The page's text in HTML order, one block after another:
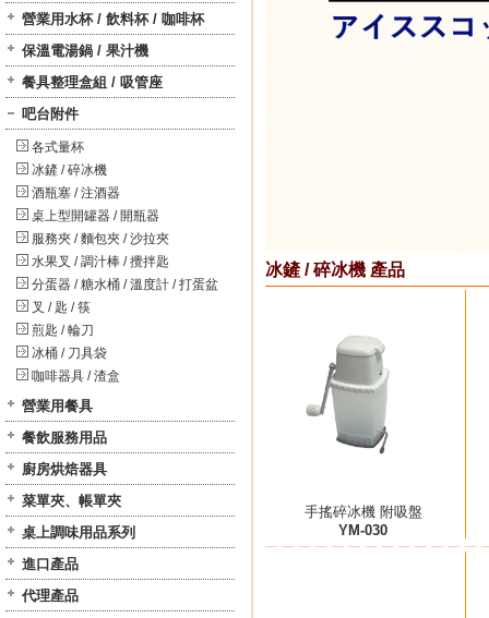
營業用水杯 / 飲料杯 / 咖啡杯
保溫電湯鍋 / 果汁機
餐具整理盒組 / 吸管座
吧台附件
各式量杯
冰鏟 / 碎冰機
酒瓶塞 / 注酒器
桌上型開罐器 / 開瓶器
服務夾 / 麵包夾 / 沙拉夾
水果叉 / 調汁棒 / 攪拌匙
分蛋器 / 糖水桶 / 溫度計 / 打蛋盆
叉 / 匙 / 筷
煎匙 / 輪刀
冰桶 / 刀具袋
咖啡器具 / 渣盒
營業用餐具
餐飲服務用品
廚房烘焙器具
菜單夾、帳單夾
桌上調味用品系列
進口產品
代理產品
冰鏟 / 碎冰機 產品
手搖碎冰機 附吸盤
YM-030